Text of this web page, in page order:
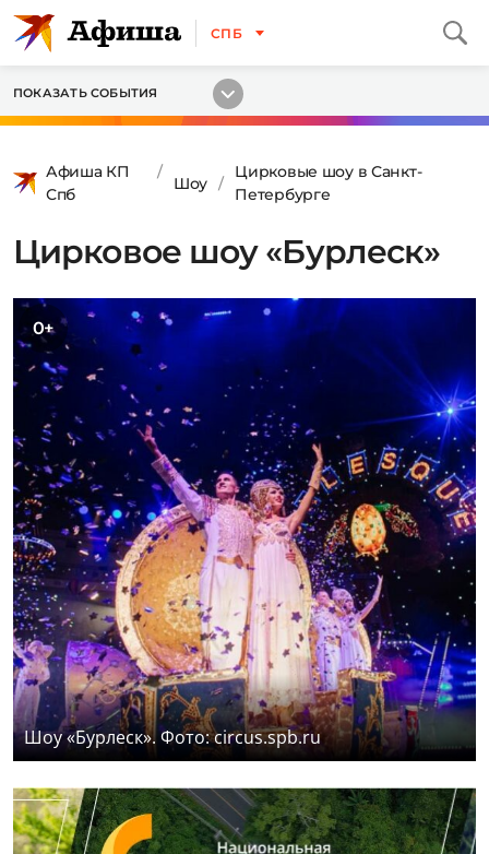
СПБ
ПОКАЗАТЬ СОБЫТИЯ
Афиша КП
Спб
Шоу
Цирковые шоу в Санкт-
Петербурге
Цирковое шоу «Бурлеск»
0+
Шоу «Бурлеск». Фото: circus.spb.ru